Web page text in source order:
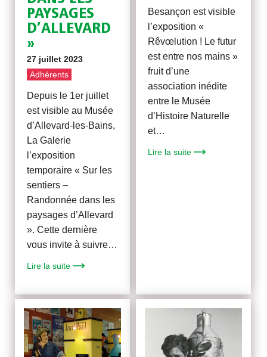
PAYSAGES
D’ALLEVARD
»
27 juillet 2023
Adhérents
Depuis le 1er juillet
est visible au Musée
d’Allevard-les-Bains,
La Galerie
l’exposition
temporaire « Sur les
sentiers –
Randonnée dans les
paysages d’Allevard
». Cette dernière
vous invite à suivre…
Lire la suite
Besançon est visible
l’exposition «
Rêvœlution ! Le futur
est entre nos mains »
fruit d’une
association inédite
entre le Musée
d’Histoire Naturelle
et…
Lire la suite